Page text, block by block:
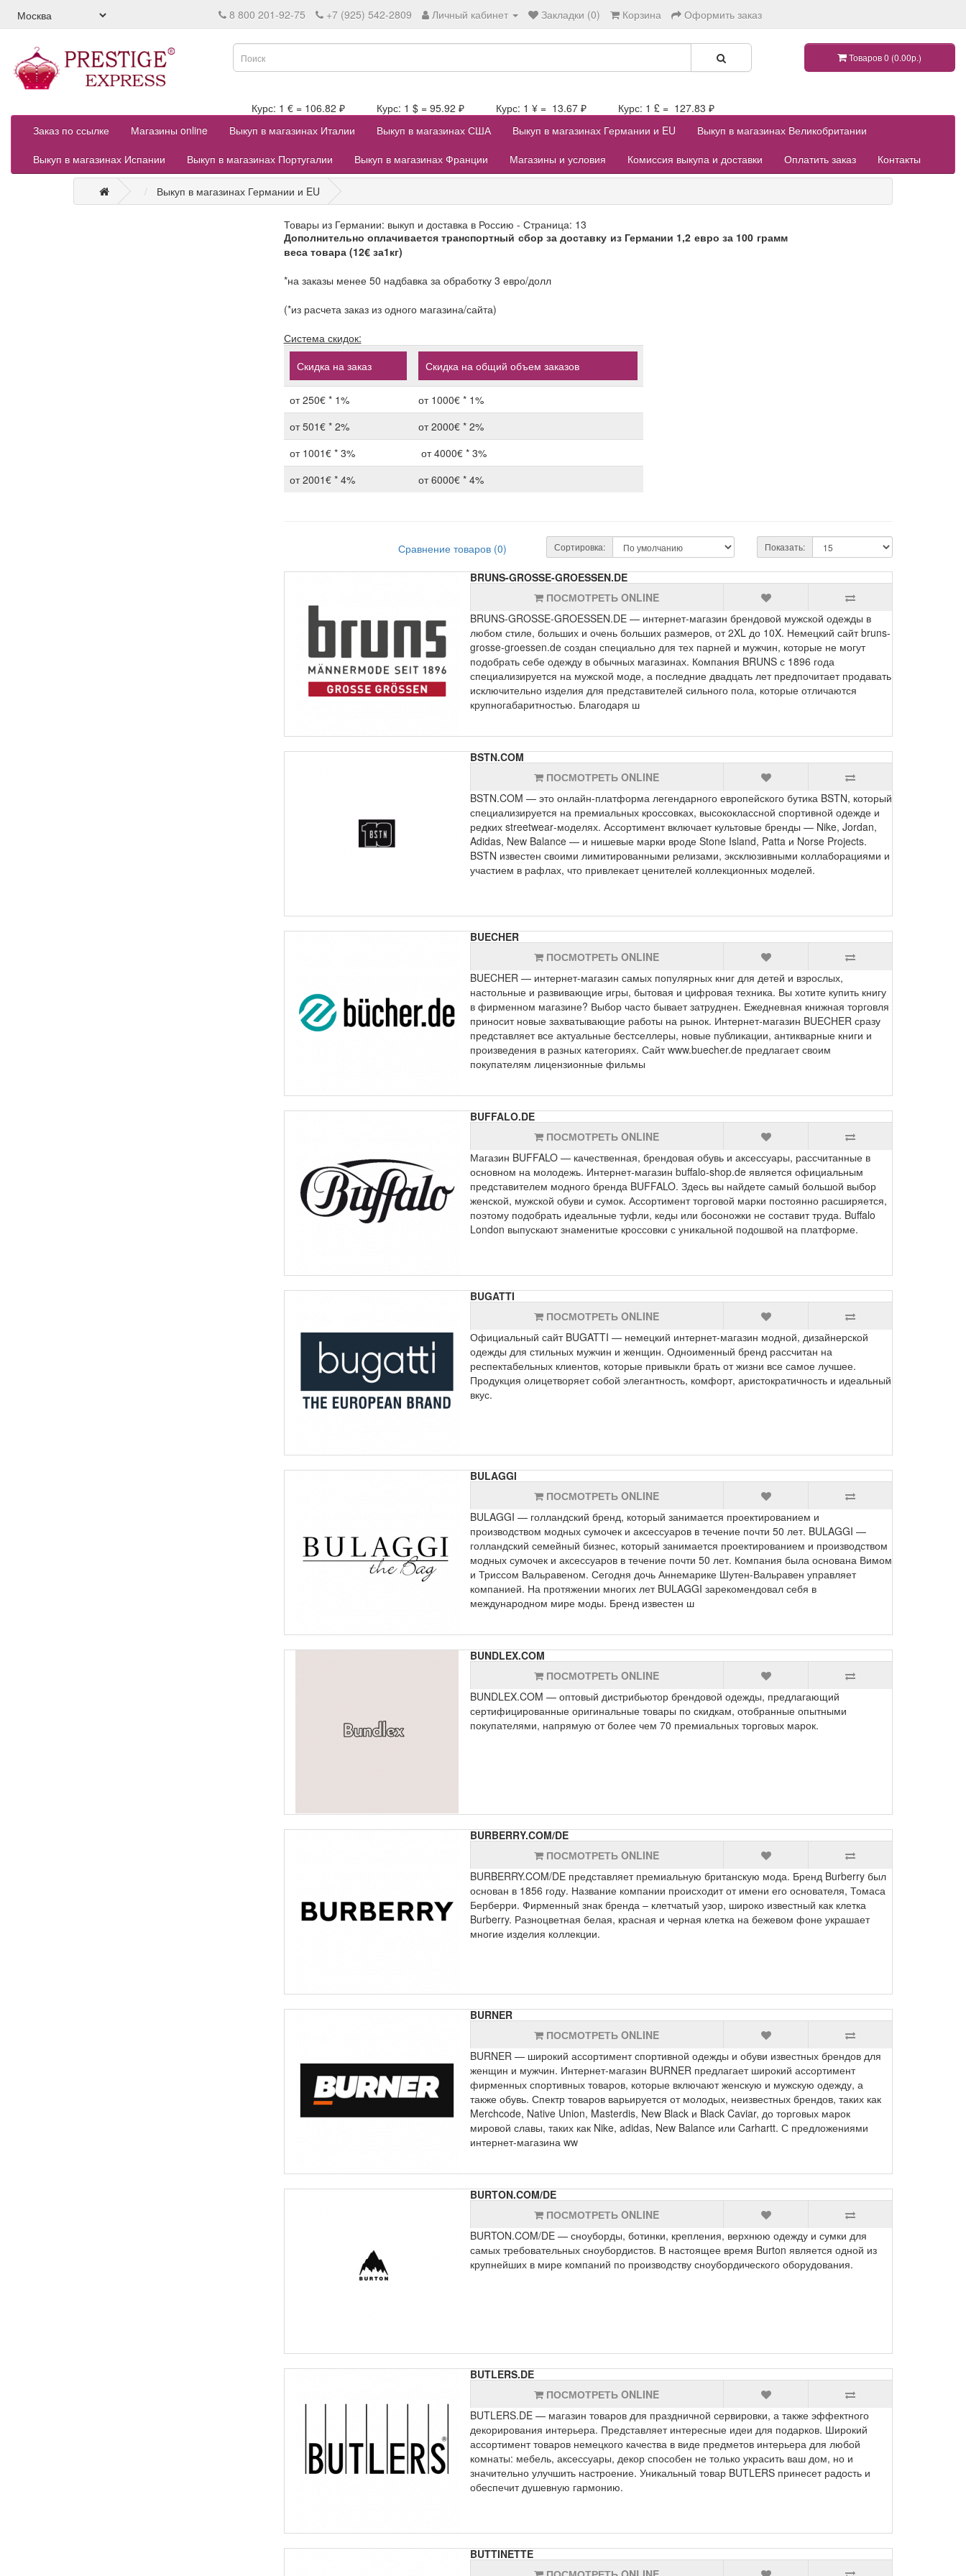
8 800 201-92-75 +7 (925) 542-2809 Личный кабинет Закладки (0) Корзина Оформить заказ
Товаров 0 (0.00р.)
Курс: 1 € = 106.82 ₽ Курс: 1 $ = 95.92 ₽ Курс: 1 ¥ = 13.67 ₽ Курс: 1 £ = 127.83 ₽
Заказ по ссылке
Магазины online Выкуп в магазинах Италии Выкуп в магазинах США Выкуп в магазинах Германии и EU
Выкуп в магазинах Великобритании
Выкуп в магазинах Испании
Выкуп в магазинах Португалии Выкуп в магазинах Франции Магазины и условия Комиссия выкупа и доставки Оплатить заказ Контакты
Выкуп в магазинах Германии и EU
Товары из Германии: выкуп и доставка в Россию - Страница: 13
Дополнительно оплачивается транспортный сбор за доставку из Германии 1,2 евро за 100 грамм
веса товара (12€ за1кг)
*на заказы менее 50 надбавка за обработку 3 евро/долл
(*из расчета заказ из одного магазина/сайта)
Система скидок:
Скидка на заказ
Скидка на общий объем заказов
от 250€ * 1%
от 1000€ * 1%
от 501€ * 2%
от 2000€ * 2%
от 1001€ * 3%
от 4000€ * 3%
от 2001€ * 4%
от 6000€ * 4%
Сравнение товаров (0) Сортировка: Показать:
BRUNS-GROSSE-GROESSEN.DE
ПОСМОТРЕТЬ ONLINE
BRUNS-GROSSE-GROESSEN.DE — интернет-магазин брендовой мужской одежды в
любом стиле, больших и очень больших размеров, от 2XL до 10X. Немецкий сайт bruns-
grosse-groessen.de создан специально для тех парней и мужчин, которые не могут
подобрать себе одежду в обычных магазинах. Компания BRUNS с 1896 года
специализируется на мужской моде, а последние двадцать лет предпочитает продавать
исключительно изделия для представителей сильного пола, которые отличаются
крупногабаритностью. Благодаря ш
BSTN.COM
ПОСМОТРЕТЬ ONLINE
BSTN.COM — это онлайн-платформа легендарного европейского бутика BSTN, который
специализируется на премиальных кроссовках, высококлассной спортивной одежде и
редких streetwear‑моделях. Ассортимент включает культовые бренды — Nike, Jordan,
Adidas, New Balance — и нишевые марки вроде Stone Island, Patta и Norse Projects.
BSTN известен своими лимитированными релизами, эксклюзивными коллаборациями и
участием в рафлах, что привлекает ценителей коллекционных моделей.
BUECHER
ПОСМОТРЕТЬ ONLINE
BUECHER — интернет-магазин самых популярных книг для детей и взрослых,
настольные и развивающие игры, бытовая и цифровая техника. Вы хотите купить книгу
в фирменном магазине? Выбор часто бывает затруднен. Ежедневная книжная торговля
приносит новые захватывающие работы на рынок. Интернет-магазин BUECHER сразу
представляет все актуальные бестселлеры, новые публикации, антикварные книги и
произведения в разных категориях. Сайт www.buecher.de предлагает своим
покупателям лицензионные фильмы
BUFFALO.DE
ПОСМОТРЕТЬ ONLINE
Магазин BUFFALO — качественная, брендовая обувь и аксессуары, рассчитанные в
основном на молодежь. Интернет-магазин buffalo-shop.de является официальным
представителем модного бренда BUFFALO. Здесь вы найдете самый большой выбор
женской, мужской обуви и сумок. Ассортимент торговой марки постоянно расширяется,
поэтому подобрать идеальные туфли, кеды или босоножки не составит труда. Buffalo
London выпускают знаменитые кроссовки с уникальной подошвой на платформе.
BUGATTI
ПОСМОТРЕТЬ ONLINE
Официальный сайт BUGATTI — немецкий интернет-магазин модной, дизайнерской
одежды для стильных мужчин и женщин. Одноименный бренд рассчитан на
респектабельных клиентов, которые привыкли брать от жизни все самое лучшее.
Продукция олицетворяет собой элегантность, комфорт, аристократичность и идеальный
вкус.
BULAGGI
ПОСМОТРЕТЬ ONLINE
BULAGGI — голландский бренд, который занимается проектированием и
производством модных сумочек и аксессуаров в течение почти 50 лет. BULAGGI —
голландский семейный бизнес, который занимается проектированием и производством
модных сумочек и аксессуаров в течение почти 50 лет. Компания была основана Вимом
и Триссом Вальравеном. Сегодня дочь Аннемарике Шутен-Вальравен управляет
компанией. На протяжении многих лет BULAGGI зарекомендовал себя в
международном мире моды. Бренд известен ш
BUNDLEX.COM
ПОСМОТРЕТЬ ONLINE
BUNDLEX.COM — оптовый дистрибьютор брендовой одежды, предлагающий
сертифицированные оригинальные товары по скидкам, отобранные опытными
покупателями, напрямую от более чем 70 премиальных торговых марок.
BURBERRY.COM/DE
ПОСМОТРЕТЬ ONLINE
BURBERRY.COM/DE представляет премиальную британскую мода. Бренд Burberry был
основан в 1856 году. Название компании происходит от имени его основателя, Томаса
Берберри. Фирменный знак бренда – клетчатый узор, широко известный как клетка
Burberry. Разноцветная белая, красная и черная клетка на бежевом фоне украшает
многие изделия коллекции.
BURNER
ПОСМОТРЕТЬ ONLINE
BURNER — широкий ассортимент спортивной одежды и обуви известных брендов для
женщин и мужчин. Интернет-магазин BURNER предлагает широкий ассортимент
фирменных спортивных товаров, которые включают женскую и мужскую одежду, а
также обувь. Спектр товаров варьируется от молодых, неизвестных брендов, таких как
Merchcode, Native Union, Masterdis, New Black и Black Caviar, до торговых марок
мировой славы, таких как Nike, adidas, New Balance или Carhartt. С предложениями
интернет-магазина ww
BURTON.COM/DE
ПОСМОТРЕТЬ ONLINE
BURTON.COM/DE — сноуборды, ботинки, крепления, верхнюю одежду и сумки для
самых требовательных сноубордистов. В настоящее время Burton является одной из
крупнейших в мире компаний по производству сноубордического оборудования.
BUTLERS.DE
ПОСМОТРЕТЬ ONLINE
BUTLERS.DE — магазин товаров для праздничной сервировки, а также эффектного
декорирования интерьера. Представляет интересные идеи для подарков. Широкий
ассортимент товаров немецкого качества в виде предметов интерьера для любой
комнаты: мебель, аксессуары, декор способен не только украсить ваш дом, но и
значительно улучшить настроение. Уникальный товар BUTLERS принесет радость и
обеспечит душевную гармонию.
BUTTINETTE